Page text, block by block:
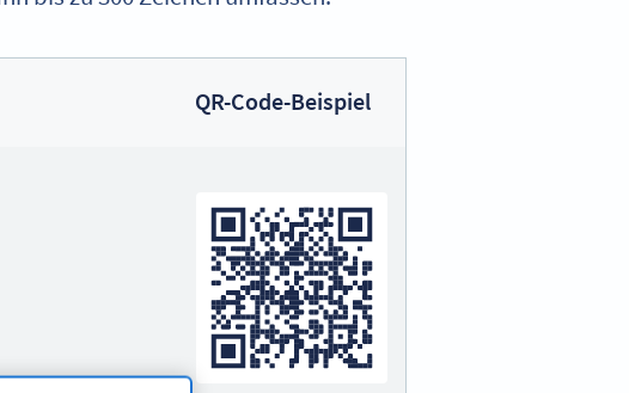
QR-Code-Beispiel